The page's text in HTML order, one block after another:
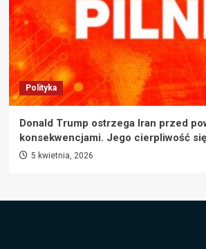
Polityka
Donald Trump ostrzega Iran przed
konsekwencjami. Jego cierpliwość
5 kwietnia, 2026